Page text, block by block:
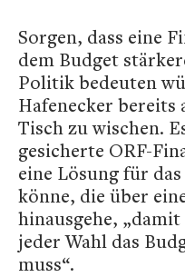
Sorgen, dass eine
dem Budget
Politik bedeuten
Hafenecker bereits
Tisch zu wischen.
gesicherte ORF-
eine Lösung für
könne, die über
hinausgehe,
jeder Wahl das
muss“.